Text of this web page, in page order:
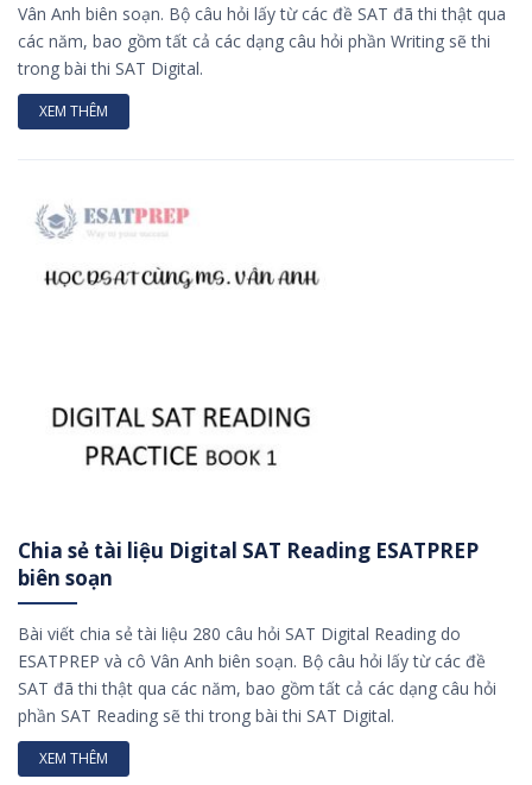
Vân Anh biên soạn. Bộ câu hỏi lấy từ các đề SAT đã thi thật qua
các năm, bao gồm tất cả các dạng câu hỏi phần Writing sẽ thi
trong bài thi SAT Digital.
XEM THÊM
Chia sẻ tài liệu Digital SAT Reading ESATPREP
biên soạn
Bài viết chia sẻ tài liệu 280 câu hỏi SAT Digital Reading do
ESATPREP và cô Vân Anh biên soạn. Bộ câu hỏi lấy từ các đề
SAT đã thi thật qua các năm, bao gồm tất cả các dạng câu hỏi
phần SAT Reading sẽ thi trong bài thi SAT Digital.
XEM THÊM